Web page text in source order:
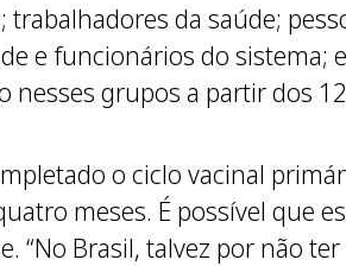
da saúde;
e funcionários do sistema; e
nesses grupos a partir dos
o ciclo vacinal
meses. É possível que
“No Brasil, talvez por não